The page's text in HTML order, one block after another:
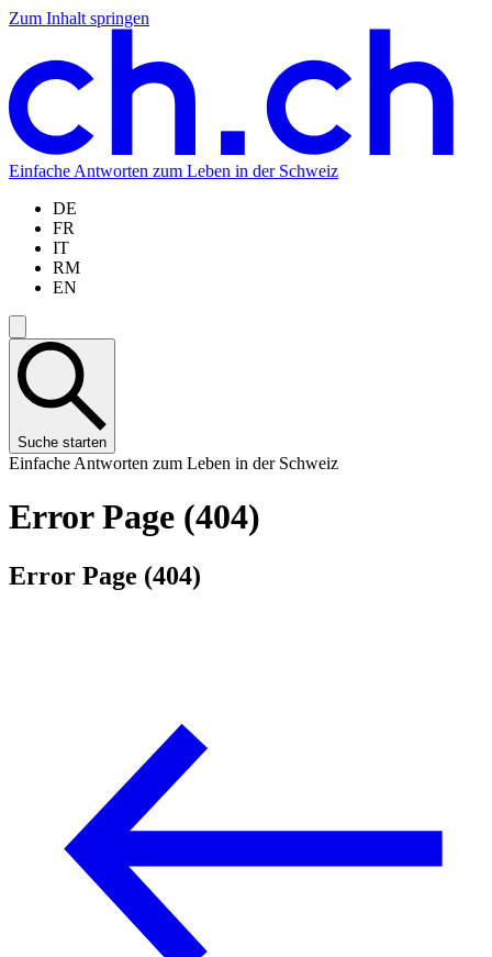
Zum Inhalt springen
Zum
springen
Zur
springen
Zur
springen
Zur
springen
Einfache Antworten zum Leben in der Schweiz
DE
FR
IT
RM
EN
Suche starten
Einfache Antworten zum Leben in der Schweiz
Error Page (404)
Error Page (404)